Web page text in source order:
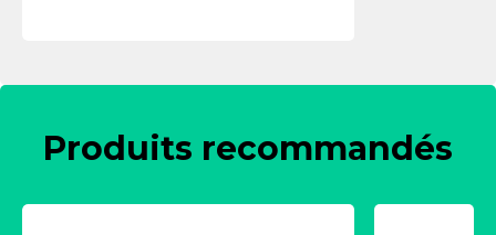
Produits recommandés